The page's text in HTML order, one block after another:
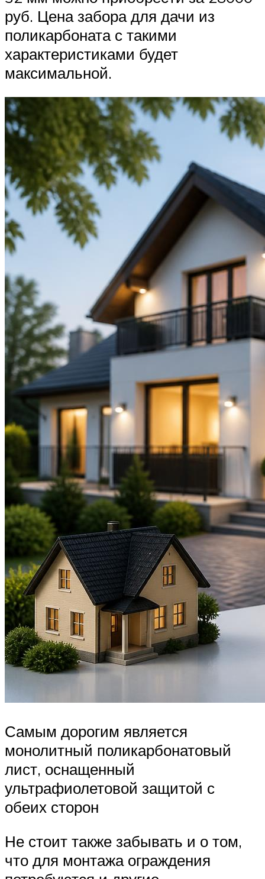
руб. Цена забора для дачи из
поликарбоната с такими
характеристиками будет
максимальной.
Самым дорогим является
монолитный поликарбонатовый
лист, оснащенный
ультрафиолетовой защитой с
обеих сторон
Не стоит также забывать и о том,
что для монтажа ограждения